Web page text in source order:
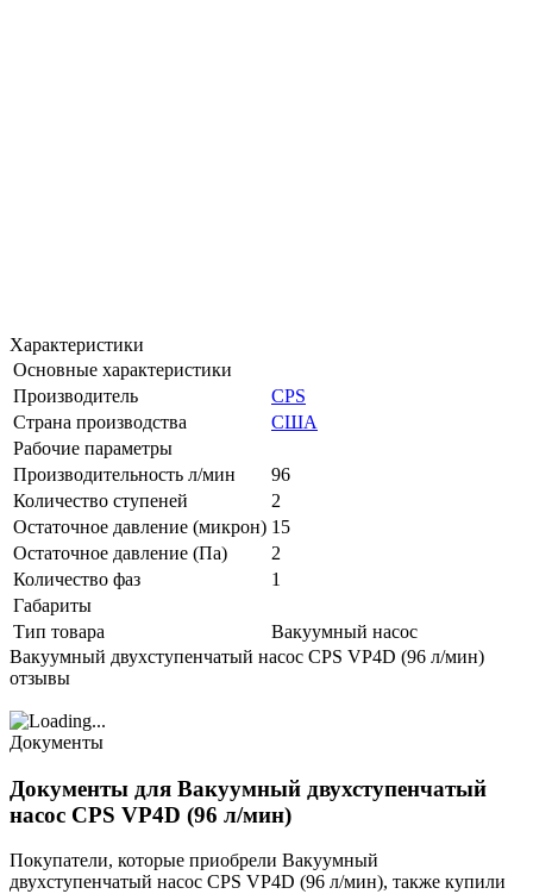
Характеристики
Основные характеристики
Производитель
CPS
Страна производства
США
Рабочие параметры
Производительность л/мин
96
Количество ступеней
2
Остаточное давление (микрон) 15
Остаточное давление (Па)
2
Количество фаз
1
Габариты
Тип товара
Вакуумный насос
Вакуумный двухступенчатый насос CPS VP4D (96 л/мин)
отзывы
Документы
Документы для Вакуумный двухступенчатый
насос CPS VP4D (96 л/мин)
Покупатели, которые приобрели Вакуумный
двухступенчатый насос CPS VP4D (96 л/мин), также купили